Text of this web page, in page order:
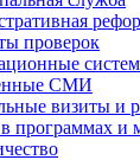
проверок
СМИ
визиты и
программах и